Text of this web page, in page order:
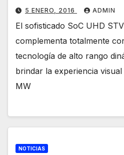
5 ENERO, 2016 ADMIN
El sofisticado SoC UHD
complementa totalmente
tecnología de alto rango
brindar la experiencia
MW
NOTICIAS